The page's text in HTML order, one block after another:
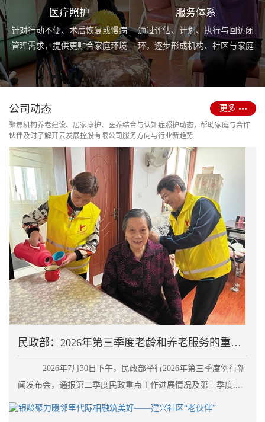
医疗照护
针对行动不便、术后恢复或慢病
管理需求，提供更贴合家庭环境
的护理服务与用药协助支持。
服务体系
通过评估、计划、执行与回访闭
环，逐步形成机构、社区与家庭
场景协同的长期照护支持体系。
公司动态
聚焦机构养老建设、居家康护、医养结合与认知症照护动态，帮助家庭与合作
伙伴及时了解开云发展控股有限公司服务方向与行业新趋势
更多
民政部：2026年第三季度老龄和养老服务的重点工作
2026年7月30日下午，民政部举行2026年第三季度例行新
闻发布会，通报第二季度民政重点工作进展情况及第三季度....